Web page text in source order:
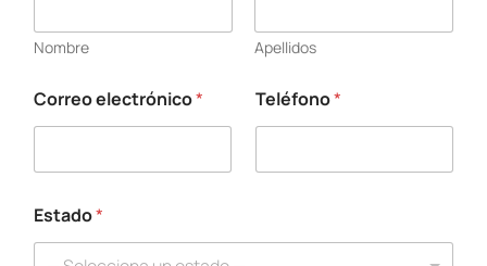
Nombre Apellidos
Correo electrónico* Teléfono*
Estado*